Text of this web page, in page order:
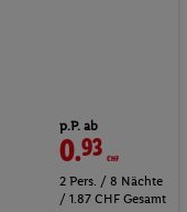
p.P. ab
0.93CHF
2 Pers. / 8 Nächte
/ 1.87 CHF Gesamt